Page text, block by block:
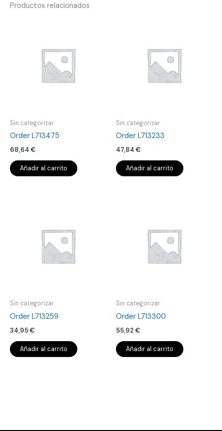
Productos relacionados
Sin categorizar
Order L713475
68,64 €
Añadir al carrito
Sin categorizar
Order L713233
47,84 €
Añadir al carrito
Sin categorizar
Order L713259
34,95€
Añadir al carrito
Sin categorizar
Order L713300
55,92 €
Añadir al carrito